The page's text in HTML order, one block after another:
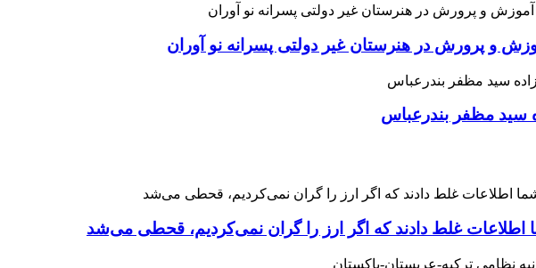
و پرورش در هنرستان غیر دولتی پسرانه نو آوران
سید مظفر بندرعباس
اطلاعات غلط دادند که اگر ارز را گران نمی‌کردیم، قحطی می‌شد